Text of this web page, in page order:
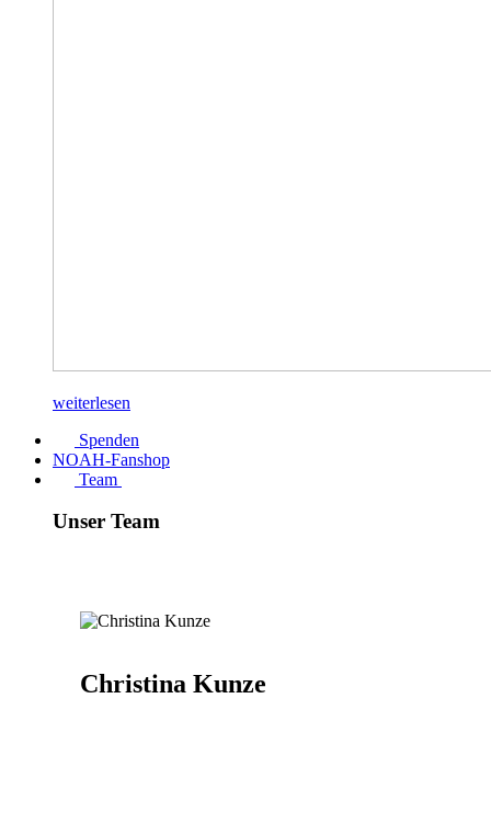
weiterlesen
Spenden
NOAH-Fanshop
Team
Unser Team
Christina Kunze